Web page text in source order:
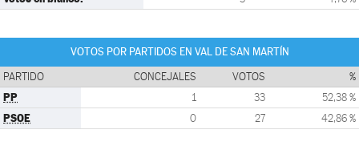
VOTOS POR PARTIDOS EN VAL DE SAN MARTÍN
PARTIDO CONCEJALES VOTOS %
PP 1 33 52,38 %
PSOE 0 27 42,86 %